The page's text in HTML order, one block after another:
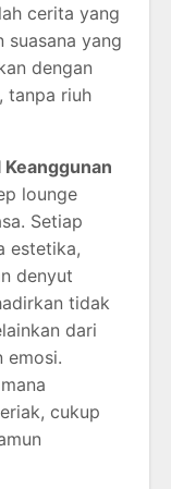
cerita yang
suasana yang
dengan
tanpa riuh
lounge
Setiap
estetika,
denyut
tidak
dari
emosi.
cukup